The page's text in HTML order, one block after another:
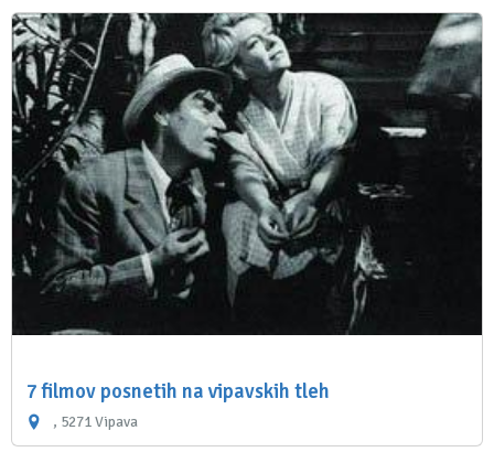
7 filmov posnetih na vipavskih tleh
, 5271 Vipava